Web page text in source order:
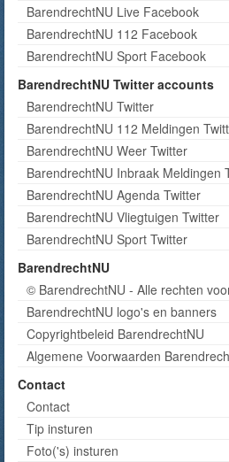
BarendrechtNU Live Facebook
BarendrechtNU 112 Facebook
BarendrechtNU Sport Facebook
BarendrechtNU Twitter accounts
BarendrechtNU Twitter
BarendrechtNU 112 Meldingen
BarendrechtNU Weer Twitter
BarendrechtNU Inbraak Meldingen
BarendrechtNU Agenda Twitter
BarendrechtNU Vliegtuigen Twitter
BarendrechtNU Sport Twitter
BarendrechtNU
© BarendrechtNU - Alle rechten
BarendrechtNU logo's en banners
Copyrightbeleid BarendrechtNU
Algemene Voorwaarden
Contact
Contact
Tip insturen
Foto('s) insturen